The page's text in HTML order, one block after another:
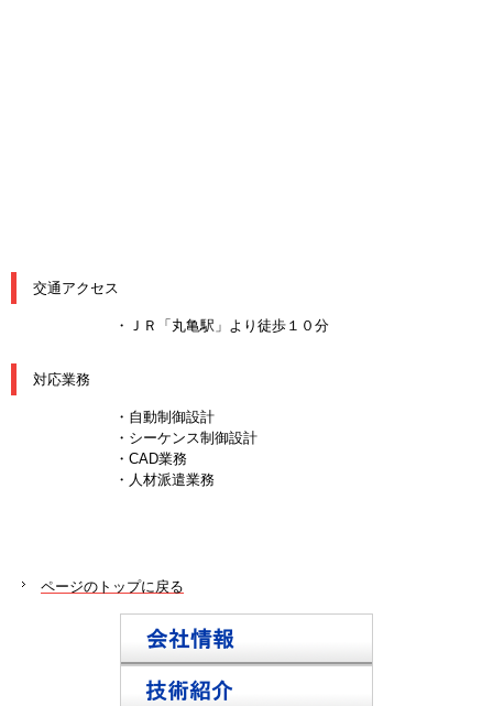
交通アクセス
・ＪＲ「丸亀駅」より徒歩１０分
対応業務
・自動制御設計
・シーケンス制御設計
・CAD業務
・人材派遣業務
ページのトップに戻る
会社情報
技術紹介